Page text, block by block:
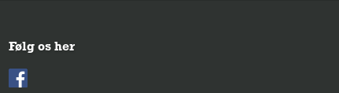
Følg os her